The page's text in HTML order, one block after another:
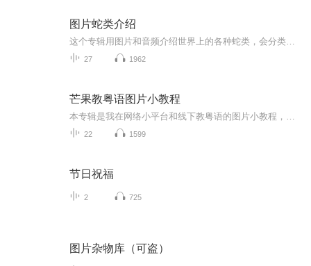
图片蛇类介绍
27 1962
芒果教粤语图片小教程
22 1599
节日祝福
2 725
图片杂物库（可盗）